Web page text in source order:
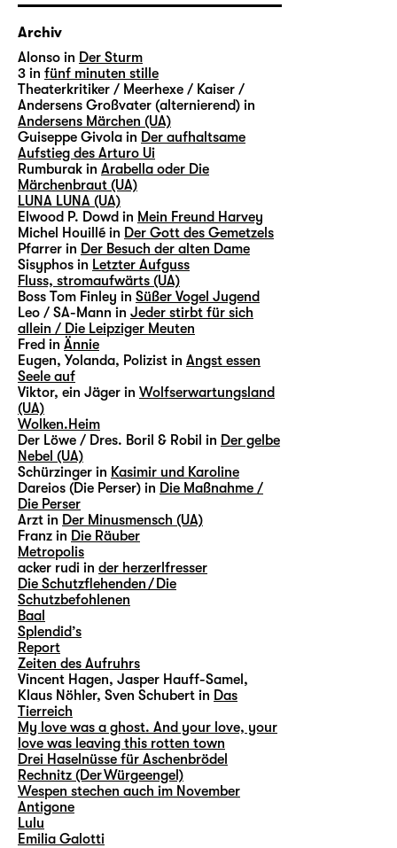
Archiv
Alonso in Der Sturm
3 in fünf minuten stille
Theaterkritiker / Meerhexe / Kaiser /
Andersens Großvater (alternierend) in
Andersens Märchen (UA)
Guiseppe Givola in Der aufhaltsame
Aufstieg des Arturo Ui
Rumburak in Arabella oder Die
Märchenbraut (UA)
LUNA LUNA (UA)
Elwood P. Dowd in Mein Freund Harvey
Michel Houillé in Der Gott des Gemetzels
Pfarrer in Der Besuch der alten Dame
Sisyphos in Letzter Aufguss
Fluss, stromaufwärts (UA)
Boss Tom Finley in Süßer Vogel Jugend
Leo / SA-Mann in Jeder stirbt für sich
allein / Die Leipziger Meuten
Fred in Ännie
Eugen, Yolanda, Polizist in Angst essen
Seele auf
Viktor, ein Jäger in Wolfserwartungsland
(UA)
Wolken.Heim
Der Löwe / Dres. Boril & Robil in Der gelbe
Nebel (UA)
Schürzinger in Kasimir und Karoline
Dareios (Die Perser) in Die Maßnahme /
Die Perser
Arzt in Der Minusmensch (UA)
Franz in Die Räuber
Metropolis
acker rudi in der herzerlfresser
Die Schutzflehenden / Die
Schutzbefohlenen
Baal
Splendid’s
Report
Zeiten des Aufruhrs
Vincent Hagen, Jasper Hauff-Samel,
Klaus Nöhler, Sven Schubert in Das
Tierreich
My love was a ghost. And your love, your
love was leaving this rotten town
Drei Haselnüsse für Aschenbrödel
Rechnitz (Der Würgeengel)
Wespen stechen auch im November
Antigone
Lulu
Emilia Galotti